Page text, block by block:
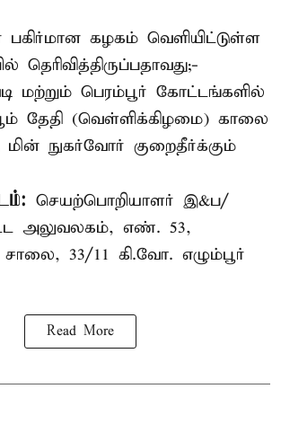
பகிர்மான கழகம் வெளியிட்டுள்ள
தெரிவித்திருப்பதாவது;-
மற்றும் பெரம்பூர் கோட்டங்களில்
தேதி (வெள்ளிக்கிழமை) காலை
மின் நுகர்வோர் குறைதீர்க்கும்
செயற்பொறியாளர் இ&ப/
அலுவலகம், எண். 53,
சாலை, 33/11 கி.வோ. எழும்பூர்
Read More